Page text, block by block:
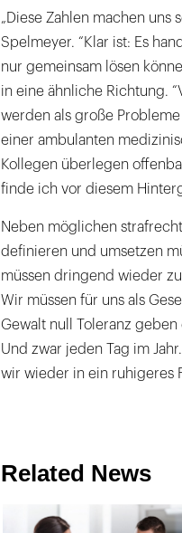
„Diese Zahlen machen uns
Spelmeyer. “Klar ist: Es
nur gemeinsam lösen
in eine ähnliche Richtung.
werden als große
einer ambulanten
Kollegen überlegen
finde ich vor diesem
Neben möglichen
definieren und umsetzen
müssen dringend wieder
Wir müssen für uns als
Gewalt null Toleranz
Und zwar jeden Tag im
wir wieder in ein ruhigeres
Related News